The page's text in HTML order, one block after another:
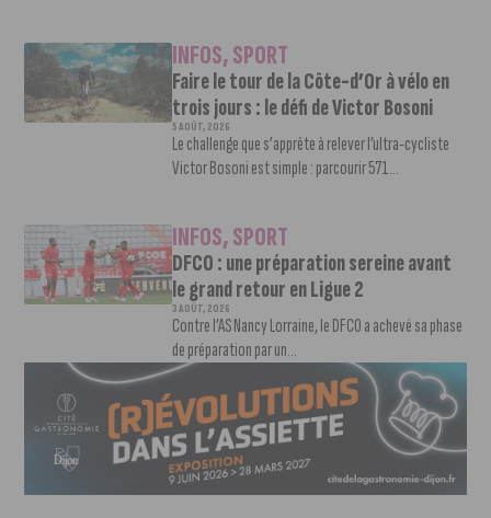
INFOS,SPORT
Faire le tour de la Côte-d’Or à vélo en
trois jours : le défi de Victor Bosoni
5 AOÛT, 2026
Le challenge que s’apprête à relever l’ultra-cycliste
Victor Bosoni est simple : parcourir 571...
INFOS,SPORT
DFCO : une préparation sereine avant
le grand retour en Ligue 2
3 AOÛT, 2026
Contre l’AS Nancy Lorraine, le DFCO a achevé sa phase
de préparation par un...